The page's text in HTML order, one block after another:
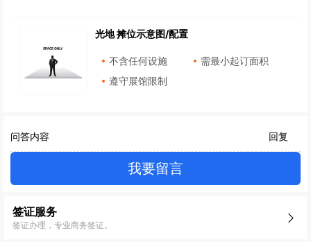
光地 摊位示意图/配置
不含任何设施
需最小起订面积
遵守展馆限制
问答内容 回复
我要留言
签证服务
签证办理，专业商务签证。